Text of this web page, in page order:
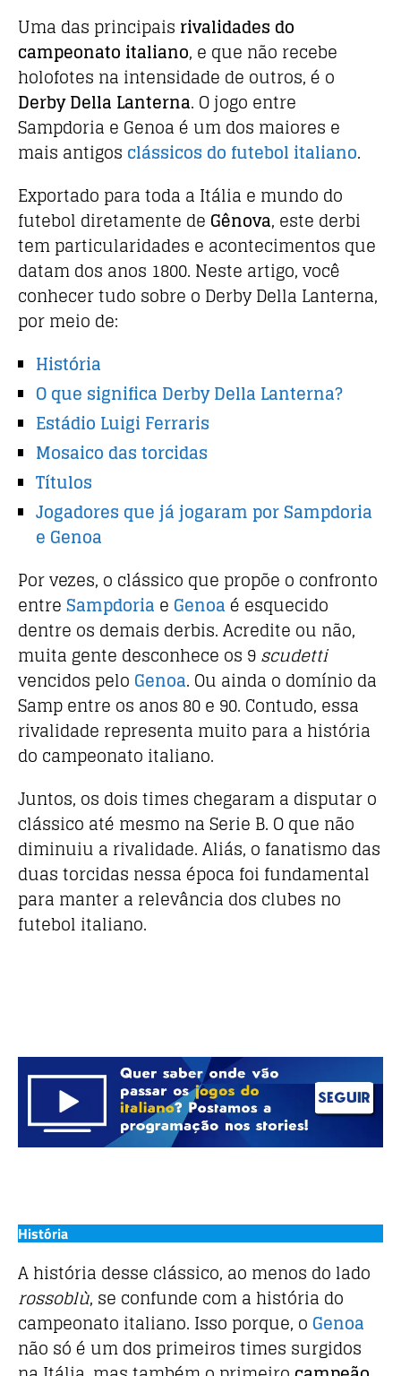
Uma das principais rivalidades do
campeonato italiano, e que não recebe
holofotes na intensidade de outros, é o
Derby Della Lanterna. O jogo entre
Sampdoria e Genoa é um dos maiores e
mais antigos clássicos do futebol italiano.
Exportado para toda a Itália e mundo do
futebol diretamente de Gênova, este derbi
tem particularidades e acontecimentos que
datam dos anos 1800. Neste artigo, você
conhecer tudo sobre o Derby Della Lanterna,
por meio de:
História
O que significa Derby Della Lanterna?
Estádio Luigi Ferraris
Mosaico das torcidas
Títulos
Jogadores que já jogaram por Sampdoria
e Genoa
Por vezes, o clássico que propõe o confronto
entreSampdoria e Genoa é esquecido
dentre os demais derbis. Acredite ou não,
muita gente desconhece os 9scudetti
vencidos pelo Genoa. Ou ainda o domínio da
Samp entre os anos 80 e 90. Contudo, essa
rivalidade representa muito para a história
do campeonato italiano.
Juntos, os dois times chegaram a disputar o
clássico até mesmo na Serie B. O que não
diminuiu a rivalidade. Aliás, o fanatismo das
duas torcidas nessa época foi fundamental
para manter a relevância dos clubes no
futebol italiano.
História
A história desse clássico, ao menos do lado
rossoblù, se confunde com a história do
campeonato italiano. Isso porque, o Genoa
não só é um dos primeiros times surgidos